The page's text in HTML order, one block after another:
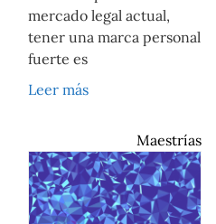
mercado legal actual,
tener una marca personal
fuerte es
Leer más
Maestrías